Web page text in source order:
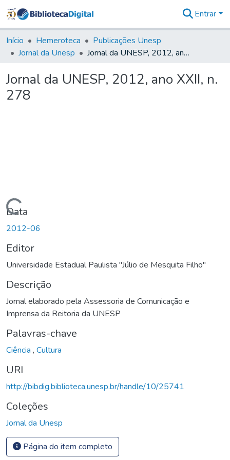
&
Coleções
Tudo na
Digital
Entrar
Início Hemeroteca
Publicações Unesp
Jornal da Unesp
Jornal da UNESP, 2012, ano XXII, n. 278
Jornal da UNESP, 2012, ano XXII, n.
278
Carregando...
Data
2012-06
Editor
Universidade Estadual Paulista "Júlio de Mesquita Filho"
Descrição
Jornal elaborado pela Assessoria de Comunicação e
Imprensa da Reitoria da UNESP
Palavras-chave
Ciência , Cultura
URI
http://bibdig.biblioteca.unesp.br/handle/10/25741
Coleções
Jornal da Unesp
Página do item completo